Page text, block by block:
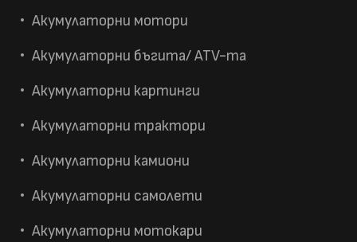
Акумулаторни мотори
Акумулаторни бъгита/ ATV-та
Акумулаторни картинги
Акумулаторни трактори
Акумулаторни камиони
Акумулаторни самолети
Акумулаторни мотокари